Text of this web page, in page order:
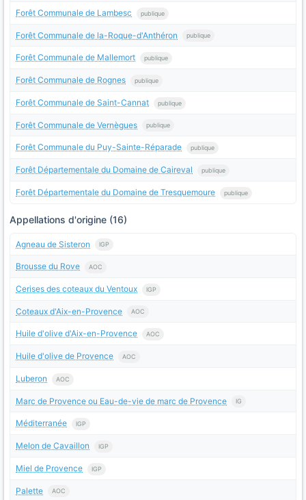
Forêt Communale de Lambesc publique
Forêt Communale de la-Roque-d'Anthéron publique
Forêt Communale de Mallemort publique
Forêt Communale de Rognes publique
Forêt Communale de Saint-Cannat publique
Forêt Communale de Vernègues publique
Forêt Communale du Puy-Sainte-Réparade publique
Forêt Départementale du Domaine de Caireval publique
Forêt Départementale du Domaine de Tresquemoure publique
Appellations d'origine (16)
Agneau de Sisteron IGP
Brousse du Rove AOC
Cerises des coteaux du Ventoux IGP
Coteaux d'Aix-en-Provence AOC
Huile d'olive d'Aix-en-Provence AOC
Huile d'olive de Provence AOC
Luberon AOC
Marc de Provence ou Eau-de-vie de marc de Provence IG
Méditerranée IGP
Melon de Cavaillon IGP
Miel de Provence IGP
Palette AOC